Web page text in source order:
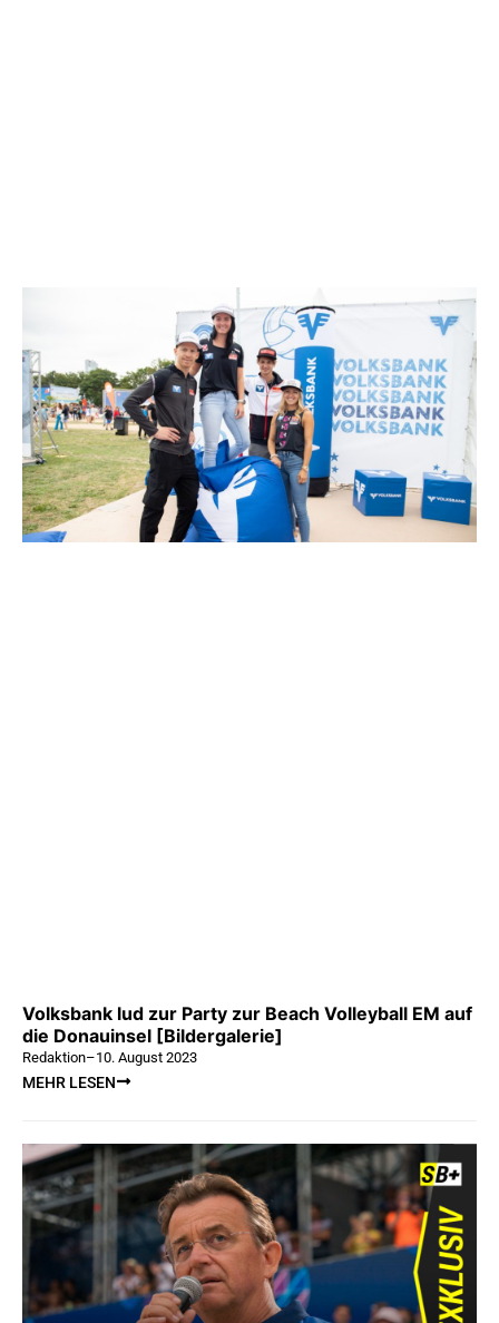
Volksbank lud zur Party zur Beach Volleyball EM auf
die Donauinsel [Bildergalerie]
Redaktion–10. August 2023
MEHR LESEN